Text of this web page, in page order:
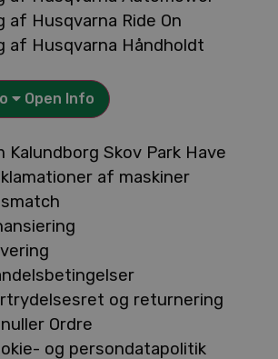
af Husqvarna Ride On
af Husqvarna Håndholdt
Open Info
Kalundborg Skov Park Have
af maskiner
og returnering
Ordre
og persondatapolitik